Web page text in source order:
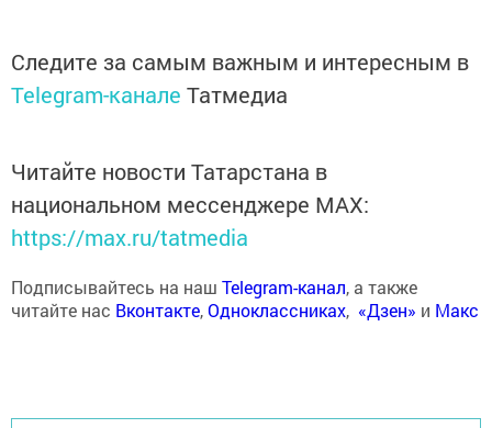
Следите за самым важным и интересным в
Telegram-канале Татмедиа
Читайте новости Татарстана в
национальном мессенджере MАХ:
https://max.ru/tatmedia
Подписывайтесь на наш Telegram-канал, а также
читайте нас Вконтакте,Одноклассниках, «Дзен» и Макс